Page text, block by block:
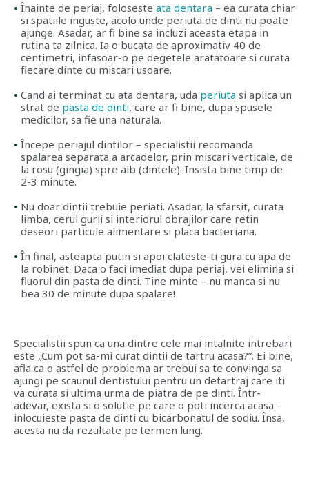
Înainte de periaj, foloseste ata dentara – ea curata chiar
si spatiile inguste, acolo unde periuta de dinti nu poate
ajunge. Asadar, ar fi bine sa incluzi aceasta etapa in
rutina ta zilnica. Ia o bucata de aproximativ 40 de
centimetri, infasoar-o pe degetele aratatoare si curata
fiecare dinte cu miscari usoare.
Cand ai terminat cu ata dentara, uda periuta si aplica un
strat de pasta de dinti, care ar fi bine, dupa spusele
medicilor, sa fie una naturala.
Începe periajul dintilor – specialistii recomanda
spalarea separata a arcadelor, prin miscari verticale, de
la rosu (gingia) spre alb (dintele). Insista bine timp de
2-3 minute.
Nu doar dintii trebuie periati. Asadar, la sfarsit, curata
limba, cerul gurii si interiorul obrajilor care retin
deseori particule alimentare si placa bacteriana.
În final, asteapta putin si apoi clateste-ti gura cu apa de
la robinet. Daca o faci imediat dupa periaj, vei elimina si
fluorul din pasta de dinti. Tine minte – nu manca si nu
bea 30 de minute dupa spalare!
Specialistii spun ca una dintre cele mai intalnite intrebari
este „Cum pot sa-mi curat dintii de tartru acasa?”. Ei bine,
afla ca o astfel de problema ar trebui sa te convinga sa
ajungi pe scaunul dentistului pentru un detartraj care iti
va curata si ultima urma de piatra de pe dinti. Într-
adevar, exista si o solutie pe care o poti incerca acasa –
inlocuieste pasta de dinti cu bicarbonatul de sodiu. Însa,
acesta nu da rezultate pe termen lung.